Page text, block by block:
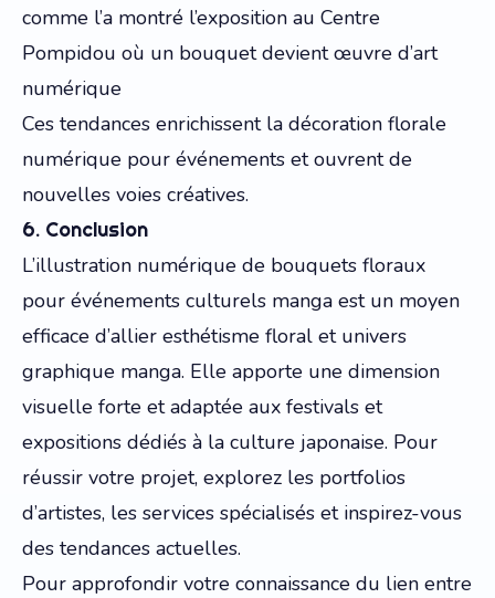
comme l’a montré l’exposition au Centre
Pompidou où un bouquet devient œuvre d’art
numérique
Ces tendances enrichissent la décoration florale
numérique pour événements et ouvrent de
nouvelles voies créatives.
6. Conclusion
L’illustration numérique de bouquets floraux
pour événements culturels manga est un moyen
efficace d’allier esthétisme floral et univers
graphique manga. Elle apporte une dimension
visuelle forte et adaptée aux festivals et
expositions dédiés à la culture japonaise. Pour
réussir votre projet, explorez les portfolios
d’artistes, les services spécialisés et inspirez-vous
des tendances actuelles.
Pour approfondir votre connaissance du lien entre